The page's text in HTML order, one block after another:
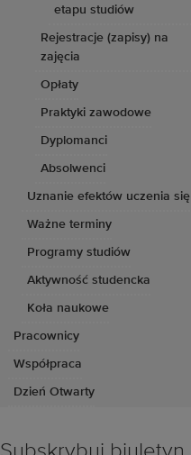
etapu studiów
Rejestracje (zapisy) na
zajęcia
Opłaty
Praktyki zawodowe
Dyplomanci
Absolwenci
Uznanie efektów uczenia się
Ważne terminy
Programy studiów
Aktywność studencka
Koła naukowe
Pracownicy
Współpraca
Dzień Otwarty